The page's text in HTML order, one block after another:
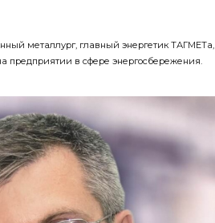
металлург, главный энергетик ТАГМЕТа,
предприятии в сфере энергосбережения.